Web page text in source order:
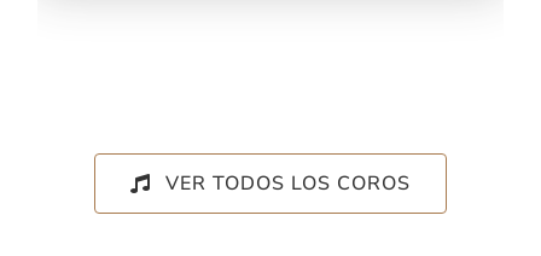
VER TODOS LOS COROS